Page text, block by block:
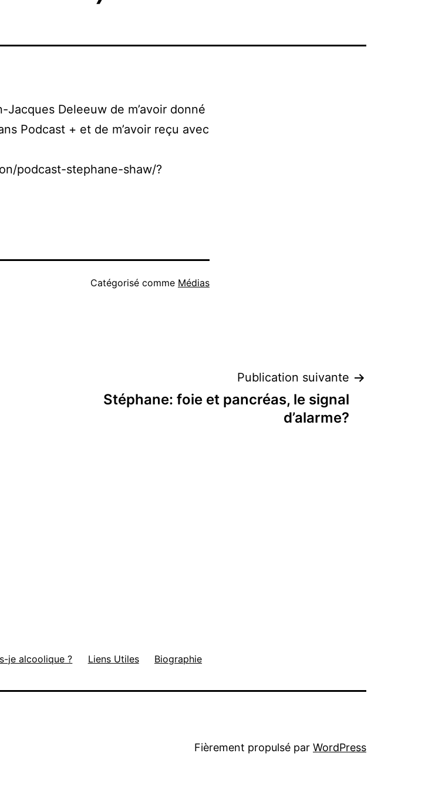
Deleeuw de m’avoir donné
Podcast + et de m’avoir reçu avec
podcast-stephane-shaw/?
Catégorisé comme Médias
Publication suivante
Stéphane: foie et pancréas, le signal
d’alarme?
je alcoolique ? Liens Utiles Biographie
Fièrement propulsé par WordPress